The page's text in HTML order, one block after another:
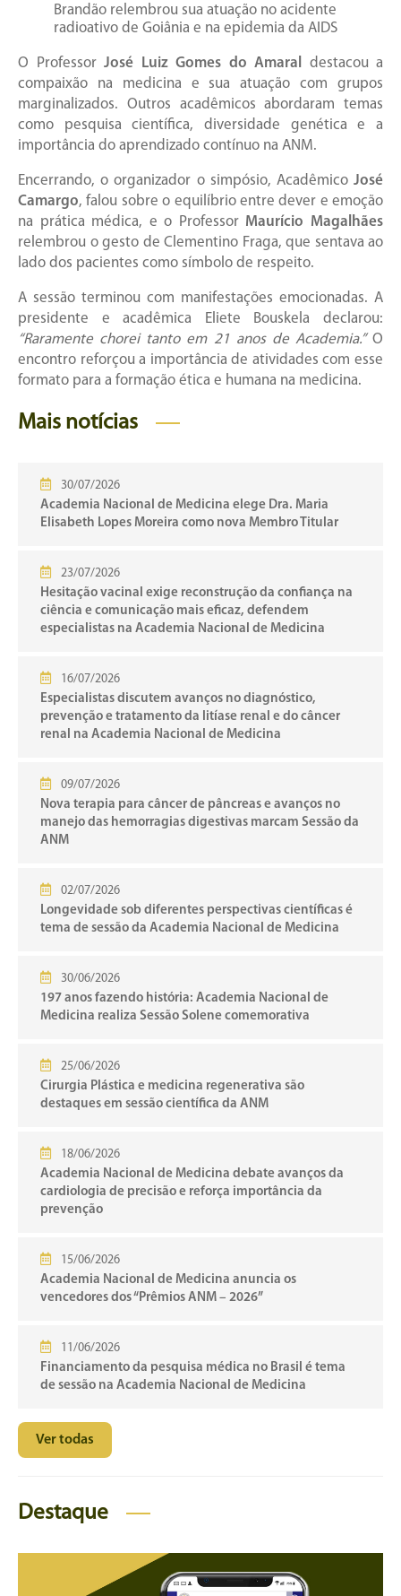
Brandão relembrou sua atuação no acidente
radioativo de Goiânia e na epidemia da AIDS
O Professor José Luiz Gomes do Amaral
destacou a
compaixão na medicina e sua atuação com grupos
marginalizados. Outros acadêmicos abordaram temas
como pesquisa científica, diversidade genética e a
importância do aprendizado contínuo na ANM.
Encerrando, o organizador o simpósio, Acadêmico José
Camargo, falou sobre o equilíbrio entre dever e emoção
na prática médica, e o Professor Maurício Magalhães
relembrou o gesto de Clementino Fraga, que sentava ao
lado dos pacientes como símbolo de respeito.
A sessão terminou com manifestações emocionadas. A
presidente e acadêmica Eliete Bouskela declarou:
“Raramente chorei tanto em 21 anos de Academia.”O
encontro reforçou a importância de atividades com esse
formato para a formação ética e humana na medicina.
Mais notícias
30/07/2026
Academia Nacional de Medicina elege Dra. Maria
Elisabeth Lopes Moreira como nova Membro Titular
23/07/2026
Hesitação vacinal exige reconstrução da confiança na
ciência e comunicação mais eficaz, defendem
especialistas na Academia Nacional de Medicina
16/07/2026
Especialistas discutem avanços no diagnóstico,
prevenção e tratamento da litíase renal e do câncer
renal na Academia Nacional de Medicina
09/07/2026
Nova terapia para câncer de pâncreas e avanços no
manejo das hemorragias digestivas marcam Sessão da
ANM
02/07/2026
Longevidade sob diferentes perspectivas científicas é
tema de sessão da Academia Nacional de Medicina
30/06/2026
197 anos fazendo história: Academia Nacional de
Medicina realiza Sessão Solene comemorativa
25/06/2026
Cirurgia Plástica e medicina regenerativa são
destaques em sessão científica da ANM
18/06/2026
Academia Nacional de Medicina debate avanços da
cardiologia de precisão e reforça importância da
prevenção
15/06/2026
Academia Nacional de Medicina anuncia os
vencedores dos “Prêmios ANM – 2026”
11/06/2026
Financiamento da pesquisa médica no Brasil é tema
de sessão na Academia Nacional de Medicina
Ver todas
Destaque